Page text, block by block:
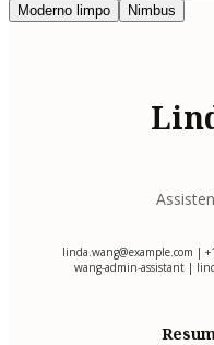
Moderno limpo
Nimbus
linda.wang@example.com |
wang-admin-assistant |